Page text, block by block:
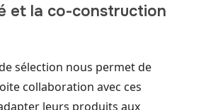
et la co-construction
sélection nous permet de
collaboration avec ces
leurs produits aux